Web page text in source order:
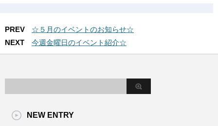
PREV
☆５月のイベントのお知らせ☆
NEXT
今週金曜日のイベント紹介☆
NEW ENTRY